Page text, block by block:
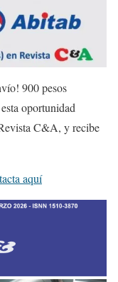
900 pesos
oportunidad
C&A, y recibe
aquí